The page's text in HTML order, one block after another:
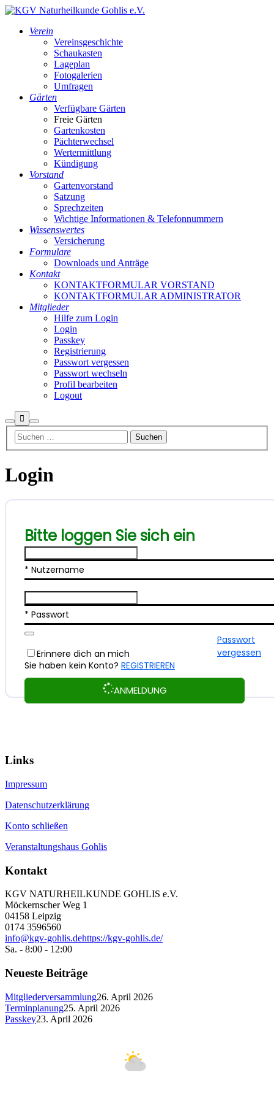
Verein
Vereinsgeschichte
Schaukasten
Lageplan
Fotogalerien
Umfragen
Gärten
Verfügbare Gärten
Freie Gärten
Gartenkosten
Pächterwechsel
Wertermittlung
Kündigung
Vorstand
Gartenvorstand
Satzung
Sprechzeiten
Wichtige Informationen & Telefonnummern
Wissenswertes
Versicherung
Formulare
Downloads und Anträge
Kontakt
KONTAKTFORMULAR VORSTAND
KONTAKTFORMULAR ADMINISTRATOR
Mitglieder
Hilfe zum Login
Login
Passkey
Registrierung
Passwort vergessen
Passwort wechseln
Profil bearbeiten
Logout
SuchenInformationen
Hauptmenü
Login
Bitte loggen Sie sich ein
* Nutzername
* Passwort
Erinnere dich an mich
ANMELDUNG
Passwort
vergessen
Sie haben kein Konto? REGISTRIEREN
Links
Impressum
Datenschutzerklärung
Konto schließen
Veranstaltungshaus Gohlis
Kontakt
KGV NATURHEILKUNDE GOHLIS e.V.
Möckernscher Weg 1
04158 Leipzig
0174 3596560
info@kgv-gohlis.dehttps://kgv-gohlis.de/
Sa. - 8:00 - 12:00
Neueste Beiträge
Mitgliederversammlung26. April 2026
Terminplanung25. April 2026
Passkey23. April 2026